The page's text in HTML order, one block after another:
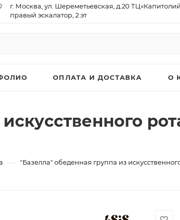
г. Москва, ул. Шереметьевская, д.20
правый эскалатор, 2 эт
р/сч 40702810410000761715
ОПЛАТА И ДОСТАВКА О
— "Базелла" обеденная группа из